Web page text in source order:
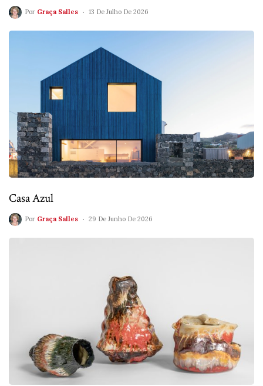
Por Graça Salles 13 De Julho De 2026
Casa Azul
Por Graça Salles 29 De Junho De 2026